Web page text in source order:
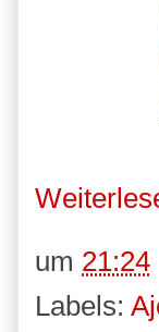
um 21:24
Labels: